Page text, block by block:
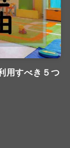
用すべき５つ